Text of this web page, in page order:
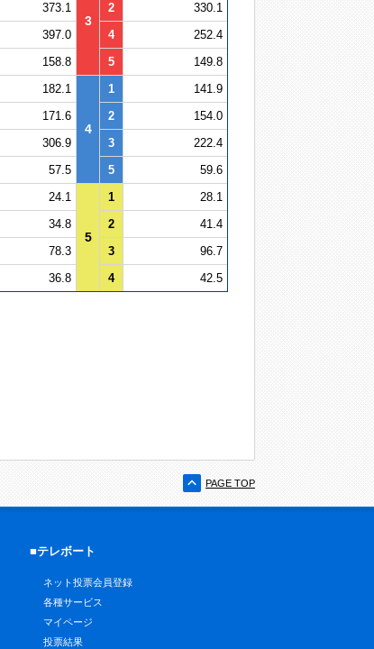
3
373.1 2
330.1
397.0 4
252.4
158.8 5 149.8
182.1
4
1
141.9
171.6 2
154.0
306.9 3
222.4
57.5 5 59.6
24.1
5
1
28.1
34.8 2
41.4
78.3 3
96.7
36.8 4 42.5
PAGE TOP
■テレボート
ネット投票会員登録
各種サービス
マイページ
投票結果